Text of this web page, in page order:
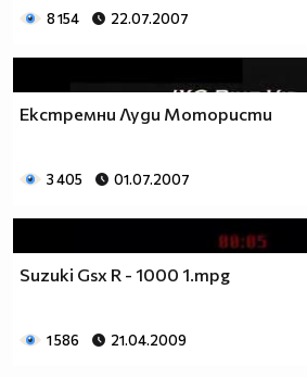
8 154 22.07.2007
Екстремни Луди Мотористи
3 405 01.07.2007
Suzuki Gsx R - 1000 1.mpg
1 586 21.04.2009